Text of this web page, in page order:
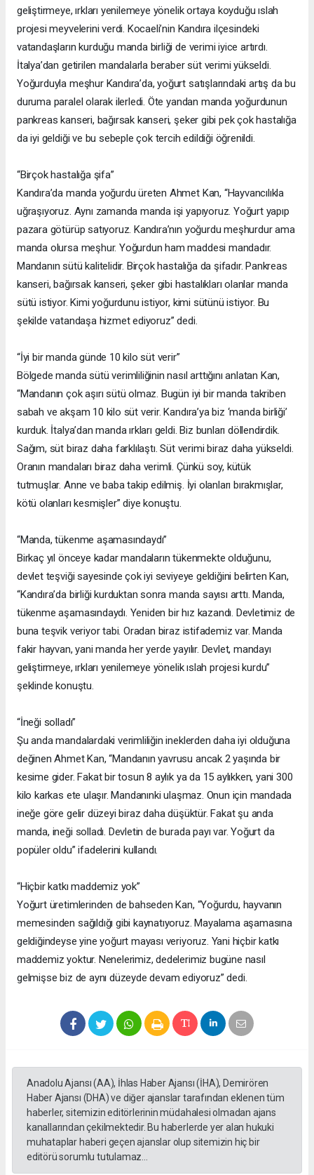
geliştirmeye, ırkları yenilemeye yönelik ortaya koyduğu ıslah
projesi meyvelerini verdi. Kocaeli’nin Kandıra ilçesindeki
vatandaşların kurduğu manda birliği de verimi iyice artırdı.
İtalya’dan getirilen mandalarla beraber süt verimi yükseldi.
Yoğurduyla meşhur Kandıra’da, yoğurt satışlarındaki artış da bu
duruma paralel olarak ilerledi. Öte yandan manda yoğurdunun
pankreas kanseri, bağırsak kanseri, şeker gibi pek çok hastalığa
da iyi geldiği ve bu sebeple çok tercih edildiği öğrenildi.
“Birçok hastalığa şifa”
Kandıra’da manda yoğurdu üreten Ahmet Kan, “Hayvancılıkla
uğraşıyoruz. Aynı zamanda manda işi yapıyoruz. Yoğurt yapıp
pazara götürüp satıyoruz. Kandıra’nın yoğurdu meşhurdur ama
manda olursa meşhur. Yoğurdun ham maddesi mandadır.
Mandanın sütü kalitelidir. Birçok hastalığa da şifadır. Pankreas
kanseri, bağırsak kanseri, şeker gibi hastalıkları olanlar manda
sütü istiyor. Kimi yoğurdunu istiyor, kimi sütünü istiyor. Bu
şekilde vatandaşa hizmet ediyoruz” dedi.
“İyi bir manda günde 10 kilo süt verir”
Bölgede manda sütü verimliliğinin nasıl arttığını anlatan Kan,
“Mandanın çok aşırı sütü olmaz. Bugün iyi bir manda takriben
sabah ve akşam 10 kilo süt verir. Kandıra’ya biz ‘manda birliği’
kurduk. İtalya’dan manda ırkları geldi. Biz bunları döllendirdik.
Sağım, süt biraz daha farklılaştı. Süt verimi biraz daha yükseldi.
Oranın mandaları biraz daha verimli. Çünkü soy, kütük
tutmuşlar. Anne ve baba takip edilmiş. İyi olanları bırakmışlar,
kötü olanları kesmişler” diye konuştu.
“Manda, tükenme aşamasındaydı”
Birkaç yıl önceye kadar mandaların tükenmekte olduğunu,
devlet teşviği sayesinde çok iyi seviyeye geldiğini belirten Kan,
“Kandıra’da birliği kurduktan sonra manda sayısı arttı. Manda,
tükenme aşamasındaydı. Yeniden bir hız kazandı. Devletimiz de
buna teşvik veriyor tabi. Oradan biraz istifademiz var. Manda
fakir hayvan, yani manda her yerde yayılır. Devlet, mandayı
geliştirmeye, ırkları yenilemeye yönelik ıslah projesi kurdu”
şeklinde konuştu.
“İneği solladı”
Şu anda mandalardaki verimliliğin ineklerden daha iyi olduğuna
değinen Ahmet Kan, “Mandanın yavrusu ancak 2 yaşında bir
kesime gider. Fakat bir tosun 8 aylık ya da 15 aylıkken, yani 300
kilo karkas ete ulaşır. Mandanınki ulaşmaz. Onun için mandada
ineğe göre gelir düzeyi biraz daha düşüktür. Fakat şu anda
manda, ineği solladı. Devletin de burada payı var. Yoğurt da
popüler oldu” ifadelerini kullandı.
“Hiçbir katkı maddemiz yok”
Yoğurt üretimlerinden de bahseden Kan, “Yoğurdu, hayvanın
memesinden sağıldığı gibi kaynatıyoruz. Mayalama aşamasına
geldiğindeyse yine yoğurt mayası veriyoruz. Yani hiçbir katkı
maddemiz yoktur. Nenelerimiz, dedelerimiz bugüne nasıl
gelmişse biz de aynı düzeyde devam ediyoruz” dedi.
Anadolu Ajansı (AA), İhlas Haber Ajansı (İHA), Demirören
Haber Ajansı (DHA) ve diğer ajanslar tarafından eklenen tüm
haberler, sitemizin editörlerinin müdahalesi olmadan ajans
kanallarından çekilmektedir. Bu haberlerde yer alan hukuki
muhataplar haberi geçen ajanslar olup sitemizin hiç bir
editörü sorumlu tutulamaz...